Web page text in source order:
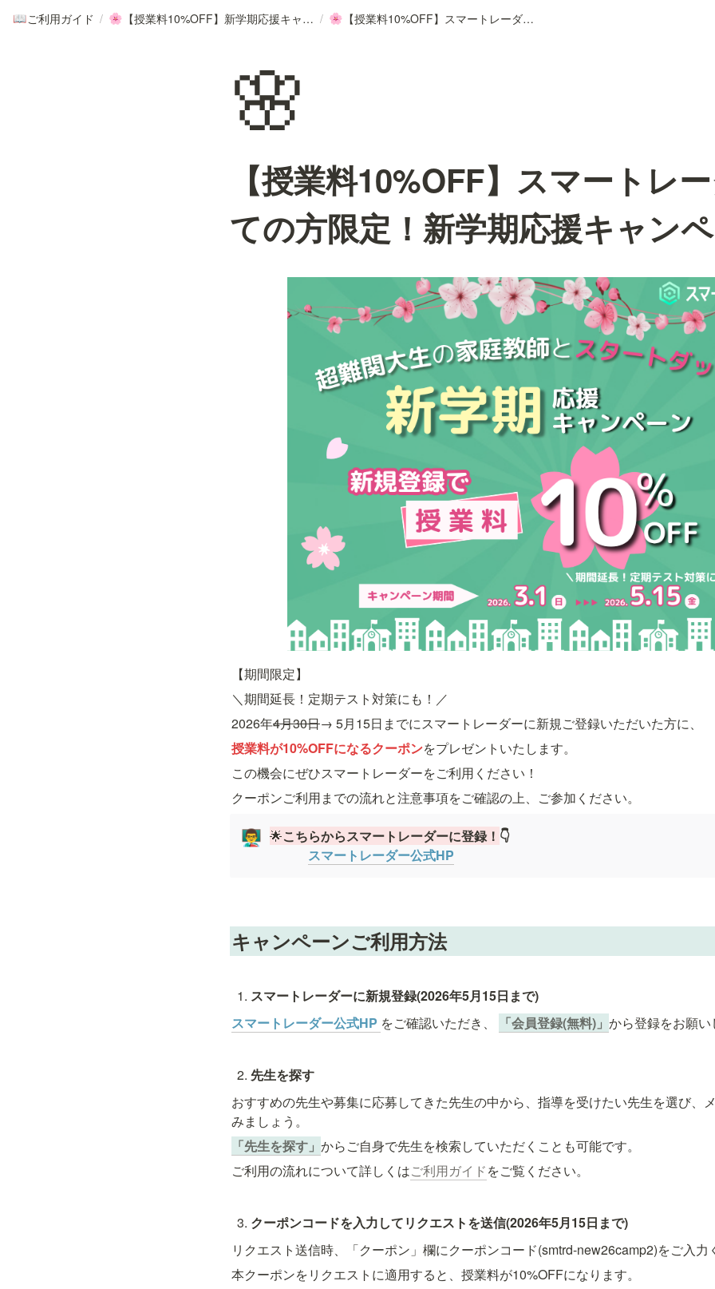
📖ご利用ガイド / 🌸 【授業料10%OFF】新学期応援キャンペーン / 🌸 【授業料10%OFF】スマートレーダー初めての方限定！新学期応援キャンペーン
🌸
【授業料10%OFF】スマートレ
ての方限定！新学期応援キャン
【期間限定】
＼期間延長！定期テスト対策にも！／
2026年4月30日→ 5月15日までにスマートレーダーに新規ご登録いただいた方に、
授業料が10%OFFになるクーポンをプレゼントいたします。
この機会にぜひスマートレーダーをご利用ください！
クーポンご利用までの流れと注意事項をご確認の上、ご参加ください。
👨‍🏫 🌟こちらからスマートレーダーに登録！ 👇
スマートレーダー公式HP
キャンペーンご利用方法
スマートレーダーに新規登録(2026年5月15日まで)
スマートレーダー公式HP をご確認いただき、 「会員登録(無料)」 から登録をお願
先生を探す
おすすめの先生や募集に応募してきた先生の中から、指導を受けたい先生を選び、
みましょう。
「先生を探す」 からご自身で先生を検索していただくことも可能です。
ご利用の流れについて詳しくはご利用ガイドをご覧ください。
クーポンコードを入力してリクエストを送信(2026年5月15日まで)
リクエスト送信時、「クーポン」欄にクーポンコード(smtrd-new26camp2)をご入力
本クーポンをリクエストに適用すると、授業料が10%OFFになります。